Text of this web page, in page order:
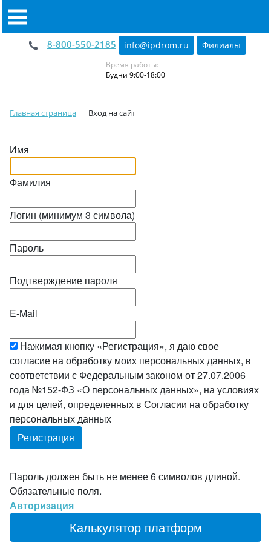
8-800-550-2185 info@ipdrom.ru Филиалы
Время работы:
Будни 9:00-18:00
Главная страница Вход на сайт
Имя
Фамилия
Логин (минимум 3 символа)
Пароль
Подтверждение пароля
E-Mail
Нажимая кнопку «Регистрация», я даю свое
согласие на обработку моих персональных данных, в
соответствии с Федеральным законом от 27.07.2006
года №152-ФЗ «О персональных данных», на условиях
и для целей, определенных в Согласии на обработку
персональных данных
Пароль должен быть не менее 6 символов длиной.
Обязательные поля.
Авторизация
Калькулятор платформ